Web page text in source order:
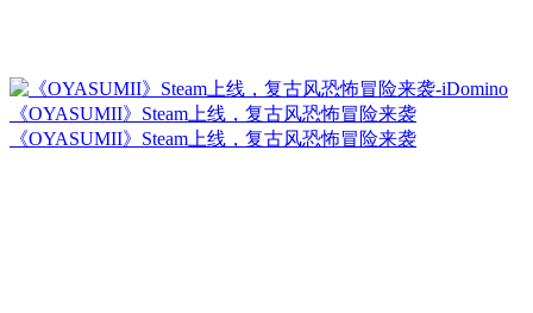
《OYASUMII》Steam上线，复古风恐怖冒险来袭
《OYASUMII》Steam上线，复古风恐怖冒险来袭